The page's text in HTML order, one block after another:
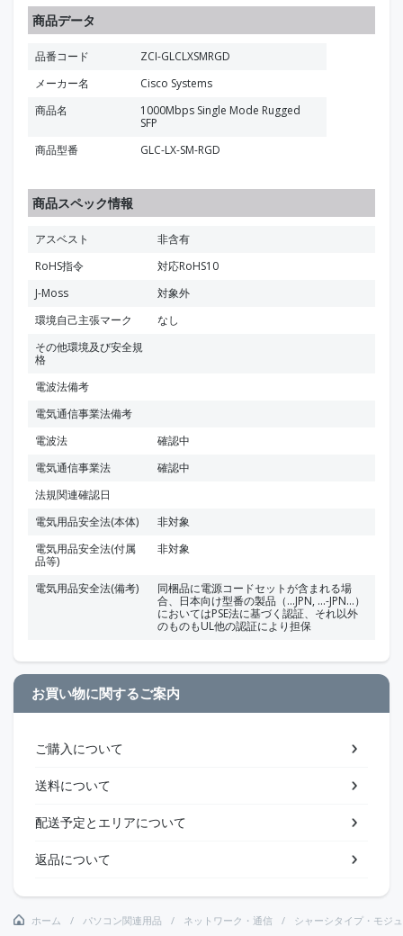
商品データ
品番コード
ZCI-GLCLXSMRGD
メーカー名
Cisco Systems
商品名
1000Mbps Single Mode Rugged
SFP
商品型番
GLC-LX-SM-RGD
商品スペック情報
アスベスト
非含有
RoHS指令
対応RoHS10
J-Moss
対象外
環境自己主張マーク
なし
その他環境及び安全規
格
電波法備考
電気通信事業法備考
電波法
確認中
電気通信事業法
確認中
法規関連確認日
電気用品安全法(本体)
非対象
電気用品安全法(付属
品等)
非対象
電気用品安全法(備考)
同梱品に電源コードセットが含まれる場
合、日本向け型番の製品（...JPN, ...-JPN...）
においてはPSE法に基づく認証、それ以外
のものもUL他の認証により担保
お買い物に関するご案内
ご購入について
送料について
配送予定とエリアについて
返品について
ホーム パソコン関連用品 ネットワーク・通信 シャーシタイプ・モジ